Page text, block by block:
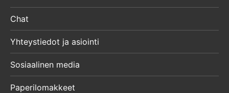
Chat
Yhteystiedot ja asiointi
Sosiaalinen media
Paperilomakkeet